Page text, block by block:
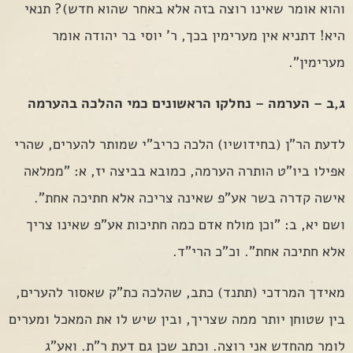
והוא אומר שאינו רוצה בזה אלא באחר שהוא חדש)? תנאי
היא! דתניא אין מערימין בכך, ר' יוסי בר יהודה אומר
מערימין".
ג,ב – הערמה – נחלקו הראשונים כמי ההלכה בהערמה
לדעת הר"ן (בחידושיו) הלכה כריב"י שמותר להערים, שהרי
אפילו ביו"ט הותרה הערמה, כמובא בביצה יז, א: "ממלאה
אישה קדרה בשר אע"פ שאינה צריכה אלא חתיכה אחת".
ושם יא, ב: "וכן מולח אדם כמה חתיכות אע"פ שאינו צריך
אלא חתיכה אחת". וכ"כ הרי"ד.
מאידך המרדכי (תתנד) כתב, שהלכה כת"ק שאסור להערים,
בין שטוחן יותר ממה שצריך, ובין שיש לו את המאכל ומערים
לומר מהחדש אני רוצה. וכתב שכן גם דעת ר"ת. ואע"ג